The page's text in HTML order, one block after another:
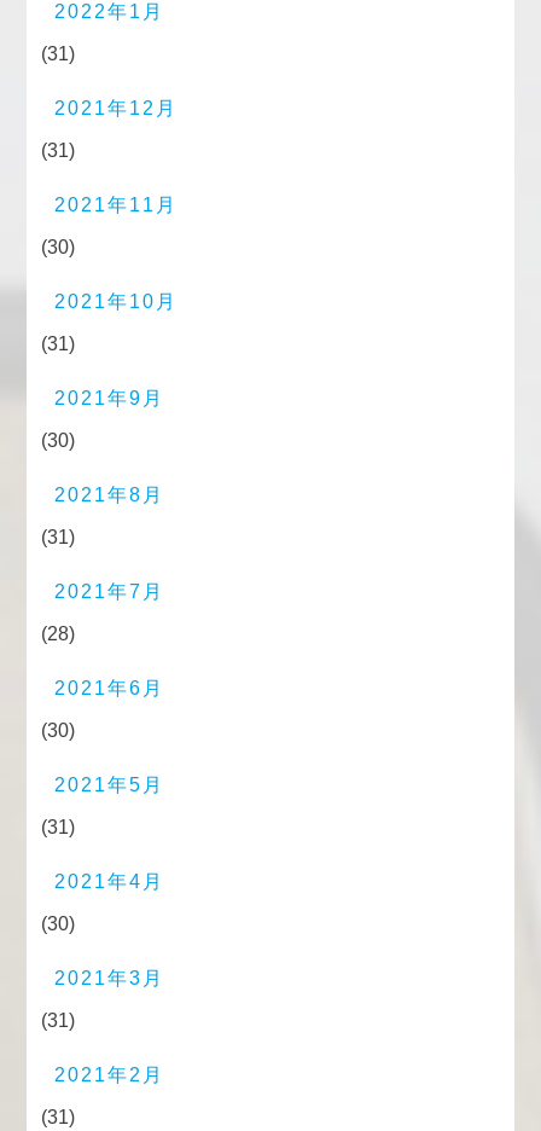
2022年1月
(31)
2021年12月
(31)
2021年11月
(30)
2021年10月
(31)
2021年9月
(30)
2021年8月
(31)
2021年7月
(28)
2021年6月
(30)
2021年5月
(31)
2021年4月
(30)
2021年3月
(31)
2021年2月
(31)